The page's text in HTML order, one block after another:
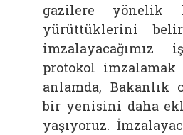
gazilere yönelik
yürüttüklerini
imzalayacağımız
protokol
anlamda, Bakanlık
bir yenisini daha
yaşıyoruz.